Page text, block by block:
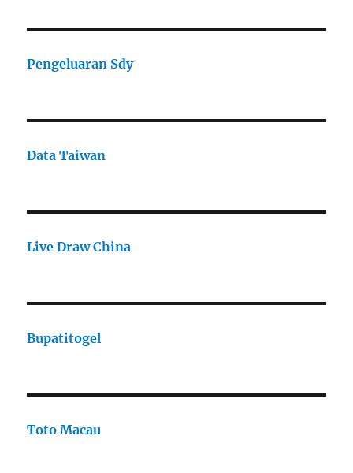
Pengeluaran Sdy
Data Taiwan
Live Draw China
Bupatitogel
Toto Macau